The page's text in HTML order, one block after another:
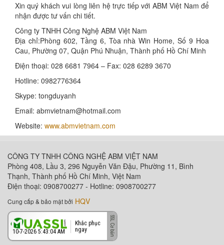
Xin quý khách vui lòng liên hệ trực tiếp với ABM Việt Nam để
nhận được tư vấn chi tiết.
Công ty TNHH Công Nghệ ABM Việt Nam
Địa chỉ:Phòng 602, Tầng 6, Tòa nhà Win Home, Số 9 Hoa
Cau, Phường 07, Quận Phú Nhuận, Thành phố Hồ Chí Minh
Điện thoại: 028 6681 7964 – Fax: 028 6289 3670
Hotline: 0982776364
Skype: tongduyanh
Email: abmvietnam@hotmail.com
Website: www.abmvietnam.com
CÔNG TY TNHH CÔNG NGHỆ ABM VIỆT NAM
Phòng 408, Lầu 3, 296 Nguyễn Văn Đậu, Phường 11, Bình
Thạnh, Thành phố Hồ Chí Minh, Việt Nam
Điện thoại: 0908700277 - Hotline: 0908700277
Cung cấp & bảo mật bởi HQV
10-7-2026 5:43:04 AM
Khắc phục
ngay